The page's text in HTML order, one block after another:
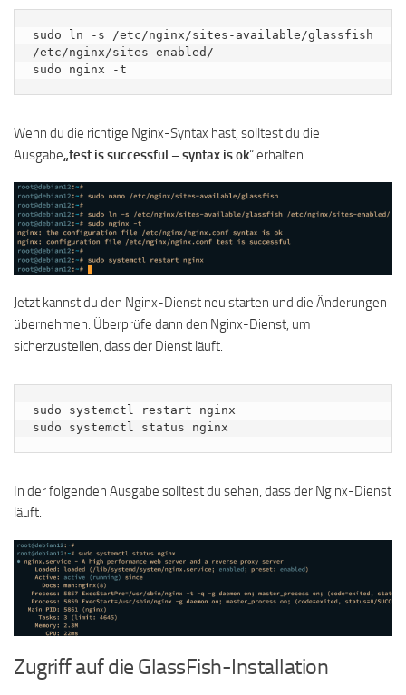
sudo ln -s /etc/nginx/sites-available/glassfish
/etc/nginx/sites-enabled/
sudo nginx -t
Wenn du die richtige Nginx-Syntax hast, solltest du die
Ausgabe„test is successful – syntax is ok“ erhalten.
Jetzt kannst du den Nginx-Dienst neu starten und die Änderungen
übernehmen. Überprüfe dann den Nginx-Dienst, um
sicherzustellen, dass der Dienst läuft.
sudo systemctl restart nginx
sudo systemctl status nginx
In der folgenden Ausgabe solltest du sehen, dass der Nginx-Dienst
läuft.
Zugriff auf die GlassFish-Installation